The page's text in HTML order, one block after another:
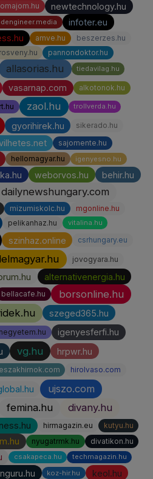
newtechnology.hu
infoter.eu
amve.hu
beszerzes.hu
pannondoktor.hu
allasorias.hu tiedavilag.hu
vasarnap.com alkotonok.hu
zaol.hu trollverda.hu
gyorihirek.hu sikerado.hu
sajomente.hu
hellomagyar.hu
igenyesno.hu
weborvos.hu behir.hu
dailynewshungary.com
mizumiskolc.hu mgonline.hu
pelikanhaz.hu vitalina.hu
szinhaz.online csrhungary.eu
jovogyara.hu
alternativenergia.hu
bellacafe.hu borsonline.hu
szeged365.hu
igenyesferfi.hu
vg.hu hrpwr.hu
eszakhirnok.com hirolvaso.com
ujszo.com
femina.hu divany.hu
hirmagazin.eu
kutyu.hu
nyugatrmk.hu
divatikon.hu
csakapeca.hu techmagazin.hu
koz-hir.hu keol.hu